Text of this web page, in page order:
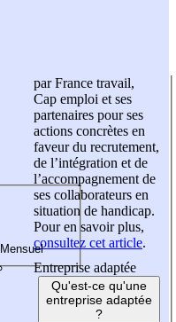
par France travail,
Cap emploi et ses
partenaires pour ses
actions concrètes en
faveur du recrutement,
de l’intégration et de
l’accompagnement de
ses collaborateurs en
situation de handicap.
Pour en savoir plus,
consultez cet article.
Entreprise adaptée
Qu'est-ce qu'une
entreprise adaptée
?